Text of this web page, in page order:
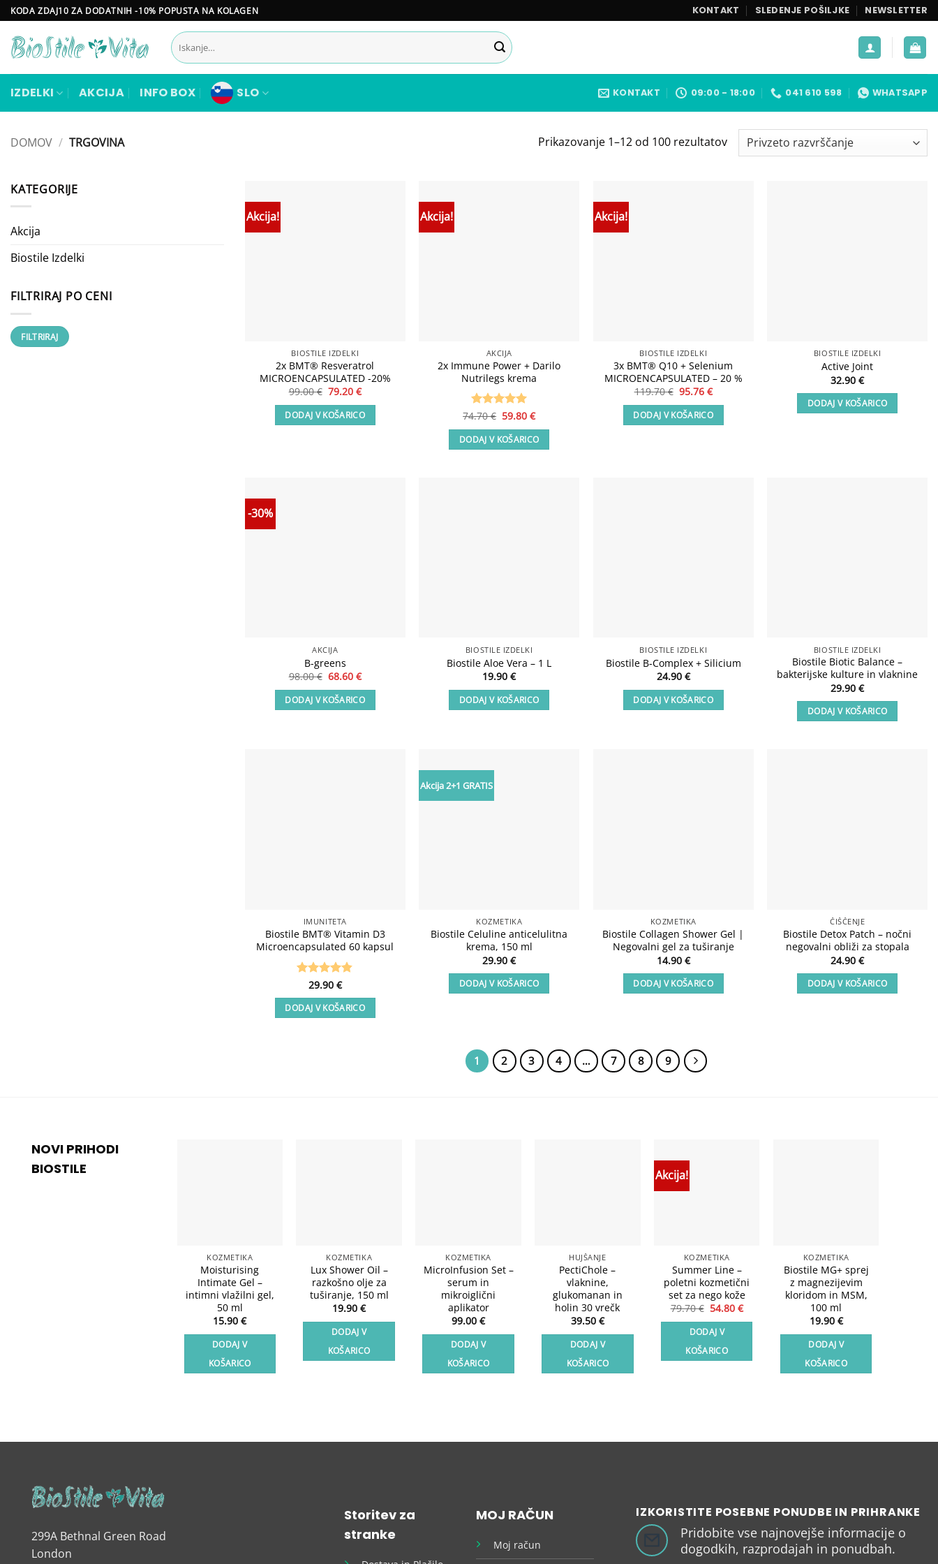
Skoči
na
vsebino
KODA ZDAJ10 ZA DODATNIH -10% POPUSTA NA KOLAGEN KONTAKT SLEDENJE POŠILJKE NEWSLETTER
Išči:
IZDELKI AKCIJA INFO BOX SLO KONTAKT 09:00 - 18:00 041 610 598 WHATSAPP
DOMOV / TRGOVINA Prikazovanje 1–12 od 100 rezultatov
KATEGORIJE
Akcija
Biostile Izdelki
FILTRIRAJ PO CENI
Min
cena
Max
cenaFILTRIRAJ
Akcija!
BIOSTILE IZDELKI
2x BMT® Resveratrol
MICROENCAPSULATED -20%
99.00€ Izvirna
je
bila:
79.20 €Trenutna
je:
79.20 €.
DODAJ V KOŠARICO
Akcija!
AKCIJA
2x Immune Power + Darilo
Nutrilegs krema
Ocenjeno5
74.70€ Izvirna
je
bila:
59.80€Trenutna
je:
59.80 €.
DODAJ V KOŠARICO
Akcija!
BIOSTILE IZDELKI
3x BMT® Q10 + Selenium
MICROENCAPSULATED – 20 %
119.70€ Izvirna
je
bila:
95.76 €Trenutna
je:
95.76 €.
DODAJ V KOŠARICO
BIOSTILE IZDELKI
Active Joint
32.90€
DODAJ V KOŠARICO
-30%
AKCIJA
B-greens
98.00€ Izvirna
je
bila:
68.60 €Trenutna
je:
68.60 €.
DODAJ V KOŠARICO
BIOSTILE IZDELKI
Biostile Aloe Vera – 1 L
19.90€
DODAJ V KOŠARICO
BIOSTILE IZDELKI
Biostile B-Complex + Silicium
24.90 €
DODAJ V KOŠARICO
BIOSTILE IZDELKI
Biostile Biotic Balance –
bakterijske kulture in vlaknine
29.90€
DODAJ V KOŠARICO
IMUNITETA
Biostile BMT® Vitamin D3
Microencapsulated 60 kapsul
Ocenjeno
29.90 €
DODAJ V KOŠARICO
Akcija 2+1 GRATIS
KOZMETIKA
Biostile Celuline anticelulitna
krema, 150 ml
29.90€
DODAJ V KOŠARICO
KOZMETIKA
Biostile Collagen Shower Gel |
Negovalni gel za tuširanje
14.90 €
DODAJ V KOŠARICO
ČIŠČENJE
Biostile Detox Patch – nočni
negovalni obliži za stopala
24.90€
DODAJ V KOŠARICO
1 2 3 4 … 7 8 9
NOVI PRIHODI
BIOSTILE
KOZMETIKA
Moisturising
Intimate Gel –
intimni vlažilni gel,
50 ml
15.90€
DODAJ V
KOŠARICO
KOZMETIKA
Lux Shower Oil –
razkošno olje za
tuširanje, 150 ml
19.90€
DODAJ V
KOŠARICO
KOZMETIKA
MicroInfusion Set –
serum in
mikroiglični
aplikator
99.00€
DODAJ V
KOŠARICO
HUJŠANJE
PectiChole –
vlaknine,
glukomanan in
holin 30 vrečk
39.50 €
DODAJ V
KOŠARICO
Akcija!
KOZMETIKA
Summer Line –
poletni kozmetični
set za nego kože
79.70€ Izvirna
je
bila:
79.70 €.
54.80 €Trenutna
DODAJ V
KOŠARICO
KOZMETIKA
Biostile MG+ sprej
z magnezijevim
kloridom in MSM,
100 ml
19.90 €
DODAJ V
KOŠARICO
299A Bethnal Green Road
London
Storitev za
stranke
MOJ RAČUN
Moj račun
IZKORISTITE POSEBNE PONUDBE IN PRIHRANKE
Pridobite vse najnovejše informacije o
dogodkih, razprodajah in ponudbah.